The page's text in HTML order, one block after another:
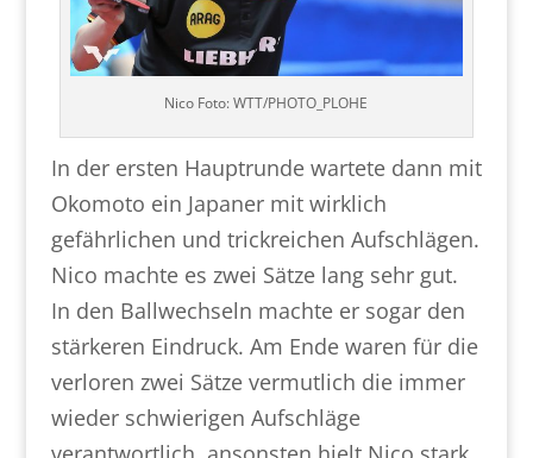
Nico Foto: WTT/PHOTO_PLOHE
In der ersten Hauptrunde wartete dann mit
Okomoto ein Japaner mit wirklich
gefährlichen und trickreichen Aufschlägen.
Nico machte es zwei Sätze lang sehr gut.
In den Ballwechseln machte er sogar den
stärkeren Eindruck. Am Ende waren für die
verloren zwei Sätze vermutlich die immer
wieder schwierigen Aufschläge